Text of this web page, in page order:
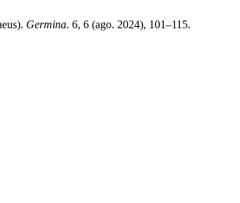
Germina. 6, 6 (ago. 2024), 101–115.